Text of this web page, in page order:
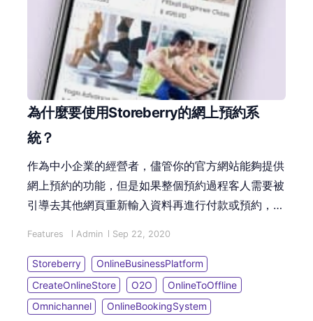
為什麼要使用Storeberry的網上預約系
統？
作為中小企業的經營者，儘管你的官方網站能夠提供
網上預約的功能，但是如果整個預約過程客人需要被
引導去其他網頁重新輸入資料再進行付款或預約，這
能存留在其他網站...
Features Admin Sep 22, 2020
Storeberry
OnlineBusinessPlatform
CreateOnlineStore
O2O
OnlineToOffline
Omnichannel
OnlineBookingSystem